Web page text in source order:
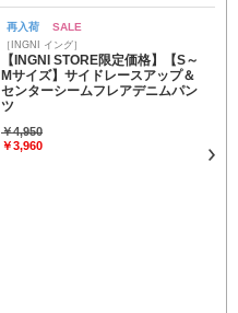
再入荷 SALE
［INGNI イング］
【INGNI STORE限定価格】【S～
Mサイズ】サイドレースアップ＆
センターシームフレアデニムパン
ツ
￥4,950
￥3,960